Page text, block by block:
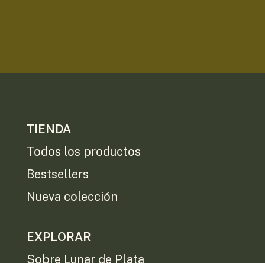
TIENDA
Todos los productos
Bestsellers
Nueva colección
EXPLORAR
Sobre Lunar de Plata